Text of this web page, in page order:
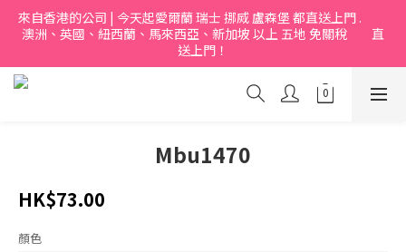
來自香港的公司 | 今天起愛爾蘭 瑞士 挪烕 盧森堡 都直送上門 .
澳洲、英國、紐西蘭、馬來西亞、新加坡 以上 五地 免關稅         直
送上門！
Mbu1470
HK$73.00
顏色